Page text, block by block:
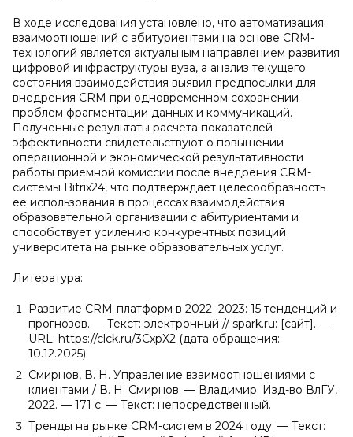
В ходе исследования установлено, что автоматизация
взаимоотношений с абитуриентами на основе CRM-
технологий является актуальным направлением развития
цифровой инфраструктуры вуза, а анализ текущего
состояния взаимодействия выявил предпосылки для
внедрения CRM при одновременном сохранении
проблем фрагментации данных и коммуникаций.
Полученные результаты расчета показателей
эффективности свидетельствуют о повышении
операционной и экономической результативности
работы приемной комиссии после внедрения CRM-
системы Bitrix24, что подтверждает целесообразность
ее использования в процессах взаимодействия
образовательной организации с абитуриентами и
способствует усилению конкурентных позиций
университета на рынке образовательных услуг.
Литература:
Развитие CRM-платформ в 2022−2023: 15 тенденций и
прогнозов. — Текст: электронный // spark.ru: [сайт]. —
URL: https://clck.ru/3CxpX2 (дата обращения:
10.12.2025).
Смирнов, В. Н. Управление взаимоотношениями с
клиентами / В. Н. Смирнов. — Владимир: Изд-во ВлГУ,
2022. — 171 с. — Текст: непосредственный.
Тренды на рынке CRM-систем в 2024 году. — Текст: